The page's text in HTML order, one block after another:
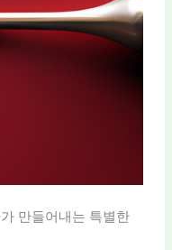
만들어내는 특별한